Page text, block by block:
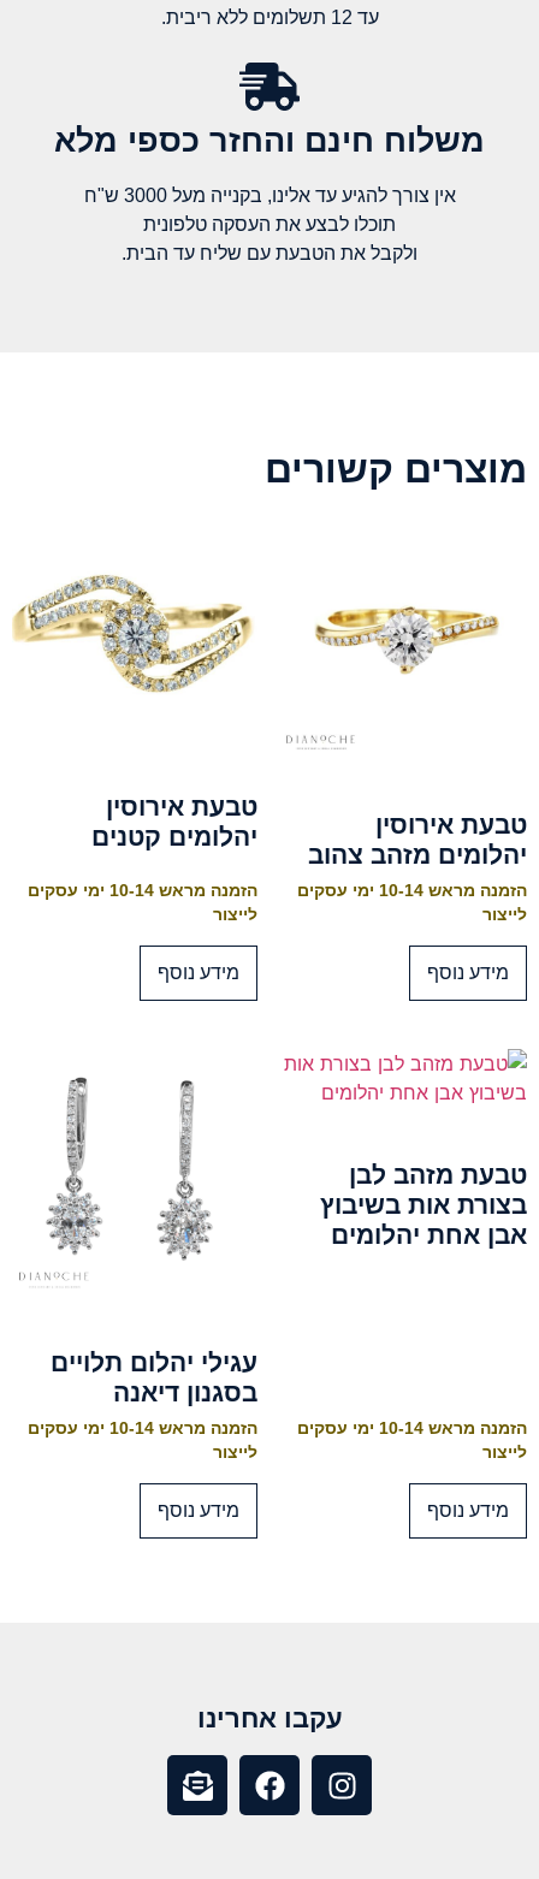
עד 12 תשלומים ללא ריבית.
משלוח חינם והחזר כספי מלא​
אין צורך להגיע עד אלינו, בקנייה מעל 3000 ש"ח
תוכלו לבצע את העסקה טלפונית
ולקבל את הטבעת עם שליח עד הבית.
מוצרים קשורים
טבעת אירוסין
יהלומים מזהב צהוב
הזמנה מראש 10-14 ימי עסקים
לייצור
מידע נוסף
טבעת אירוסין
יהלומים קטנים
הזמנה מראש 10-14 ימי עסקים
לייצור
מידע נוסף
טבעת מזהב לבן
בצורת אות בשיבוץ
אבן אחת יהלומים
הזמנה מראש 10-14 ימי עסקים
לייצור
מידע נוסף
עגילי יהלום תלויים
בסגנון דיאנה
הזמנה מראש 10-14 ימי עסקים
לייצור
מידע נוסף
עקבו אחרינו